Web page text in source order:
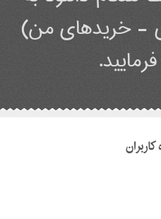
- خریدهای من)
کاربران